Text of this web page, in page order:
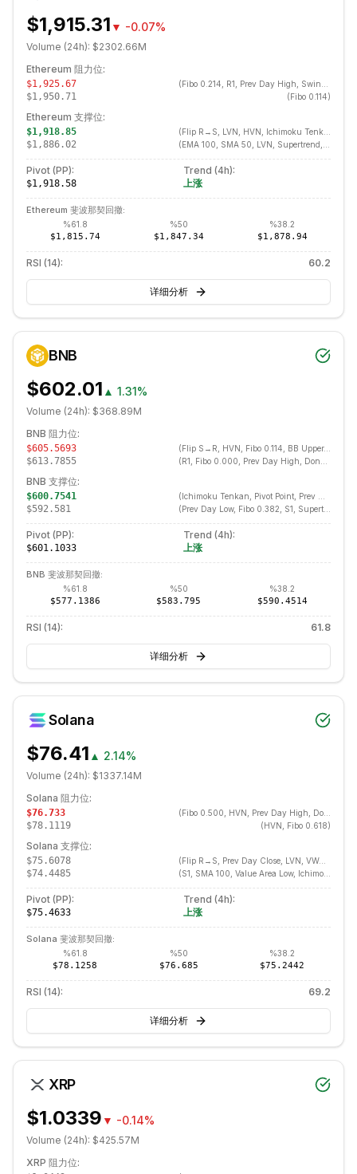
$1,915.31 ▼ -0.07%
Volume (24h): $2302.66M
Ethereum 阻力位:
$1,925.67 (Fibo 0.214, R1, Prev Day High, Swing High, BB Upper, HVN, MACD Cross
$1,950.71 (Fibo 0.114)
Ethereum 支撑位:
$1,918.85 (Flip R→S, LVN, HVN, Ichimoku Tenkan, Pivot Point, Fibo 0.236, Prev Day Close
$1,886.02 (EMA 100, SMA 50, LVN, Supertrend, Keltner Lower
Pivot (PP):
$1,918.58
Trend (4h):
上涨
Ethereum 斐波那契回撤:
%61.8
$1,815.74
%50
$1,847.34
%38.2
$1,878.94
RSI (14): 60.2
详细分析
BNB
$602.01 ▲ 1.31%
Volume (24h): $368.89M
BNB 阻力位:
$605.5693 (Flip S→R, HVN, Fibo 0.114, BB Upper, Keltner Upper
$613.7855 (R1, Fibo 0.000, Prev Day High, Donchian Upper, Swing High
BNB 支撑位:
$600.7541 (Ichimoku Tenkan, Pivot Point, Prev Day Close, Fibo 0.214, HVN, Ichimoku Kijun, ATR Lower, EMA 20
$592.581 (Prev Day Low, Fibo 0.382, S1, Supertrend, HVN, LVN, Ichimoku Senkou A, EMA 50, SMA 50
Pivot (PP):
$601.1033
Trend (4h):
上涨
BNB 斐波那契回撤:
%61.8
$577.1386
%50
$583.795
%38.2
$590.4514
RSI (14): 61.8
详细分析
Solana
$76.41 ▲ 2.14%
Volume (24h): $1337.14M
Solana 阻力位:
$76.733 (Fibo 0.500, HVN, Prev Day High, Donchian Upper, Swing High, Value Area High
$78.1119 (HVN, Fibo 0.618)
Solana 支撑位:
$75.6078 (Flip R→S, Prev Day Close, LVN, VWAP, SMA 200, ATR Lower, Pivot Point, HVN, Fibo 0.382, Ichimoku Tenkan
$74.4485 (S1, SMA 100, Value Area Low, Ichimoku Senkou B, LVN, Ichimoku Kijun, EMA 100, BB Middle, SMA 20, EMA 50, Supertrend
Pivot (PP):
$75.4633
Trend (4h):
上涨
Solana 斐波那契回撤:
%61.8
$78.1258
%50
$76.685
%38.2
$75.2442
RSI (14): 69.2
详细分析
XRP
$1.0339 ▼ -0.14%
Volume (24h): $425.57M
XRP 阻力位: